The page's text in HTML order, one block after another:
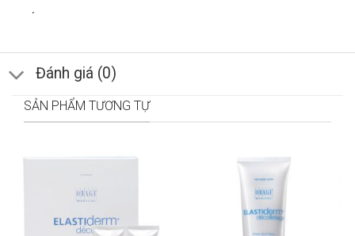
.
Đánh giá (0)
SẢN PHẨM TƯƠNG TỰ